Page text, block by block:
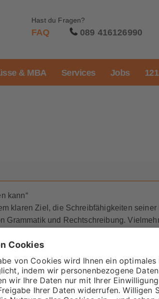
Hast du Fragen?
FAQ 089 416126990
& MBA Services Jobs
kann“
klaren Ziel, die Schreibfähigkeiten seiner
und Rechtschreibung.
eines Textes zu analysieren und den
ist ein mehrsprachiges Online-
sondern dir auch dabei hilft, Texte zu
Du erhältst
während du E-Mails verfasst, bloggst oder
und zum Schutz deiner Daten